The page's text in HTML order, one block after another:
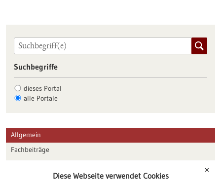
Suchbegriffe
dieses Portal
alle Portale
Allgemein
Fachbeiträge
Veranstaltungen
✕
Diese Webseite verwendet Cookies